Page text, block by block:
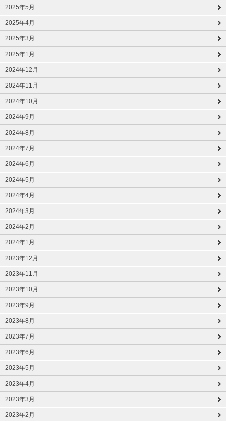
2025年5月
2025年4月
2025年3月
2025年1月
2024年12月
2024年11月
2024年10月
2024年9月
2024年8月
2024年7月
2024年6月
2024年5月
2024年4月
2024年3月
2024年2月
2024年1月
2023年12月
2023年11月
2023年10月
2023年9月
2023年8月
2023年7月
2023年6月
2023年5月
2023年4月
2023年3月
2023年2月